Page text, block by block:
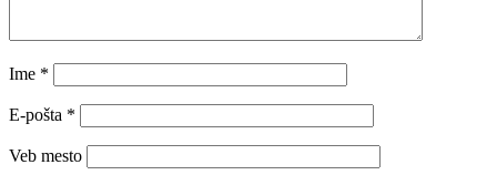
Ime *
E-pošta *
Veb mesto